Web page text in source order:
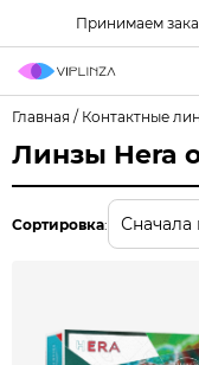
Принимаем
Главная / Контактные
Линзы Hera
Сортировка: Сначала